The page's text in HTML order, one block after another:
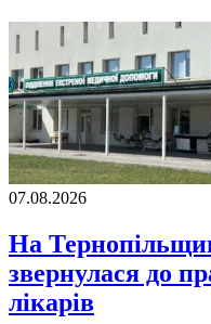
07.08.2026
На
звернулася до
лікарів